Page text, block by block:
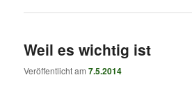
Weil es wichtig ist
Veröffentlicht am7.5.2014